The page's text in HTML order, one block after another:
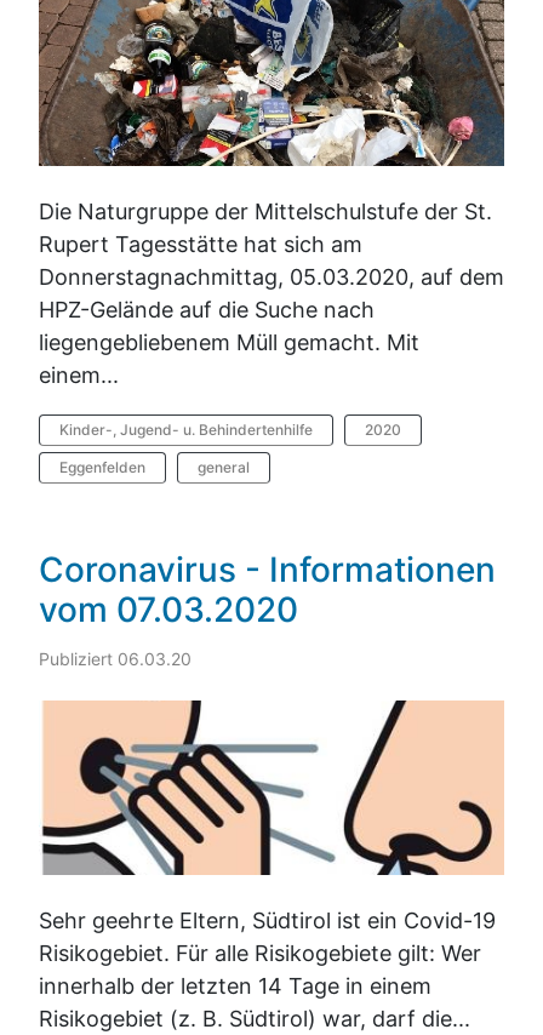
Die Naturgruppe der Mittelschulstufe der St.
Rupert Tagesstätte hat sich am
Donnerstagnachmittag, 05.03.2020, auf dem
HPZ-Gelände auf die Suche nach
liegengebliebenem Müll gemacht. Mit
einem...
Kinder-, Jugend- u. Behindertenhilfe 2020
Eggenfelden general
Coronavirus - Informationen
vom 07.03.2020
Publiziert 06.03.20
Sehr geehrte Eltern, Südtirol ist ein Covid-19
Risikogebiet. Für alle Risikogebiete gilt: Wer
innerhalb der letzten 14 Tage in einem
Risikogebiet (z. B. Südtirol) war, darf die...